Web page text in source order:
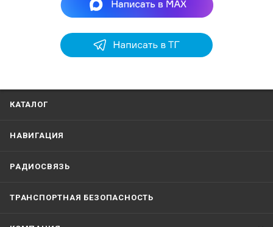
КАТАЛОГ
НАВИГАЦИЯ
РАДИОСВЯЗЬ
ТРАНСПОРТНАЯ БЕЗОПАСНОСТЬ